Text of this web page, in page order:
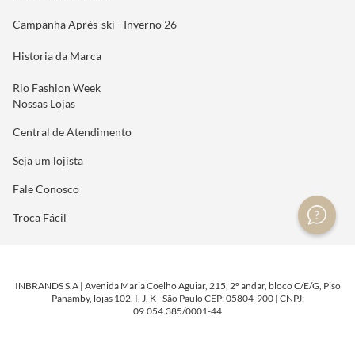
Campanha Aprés-ski - Inverno 26
Historia da Marca
Rio Fashion Week
Nossas Lojas
Central de Atendimento
Seja um lojista
Fale Conosco
Troca Fácil
INBRANDS S.A | Avenida Maria Coelho Aguiar, 215, 2º andar, bloco C/E/G, Piso
Panamby, lojas 102, I, J, K - São Paulo CEP: 05804-900 | CNPJ:
09.054.385/0001-44